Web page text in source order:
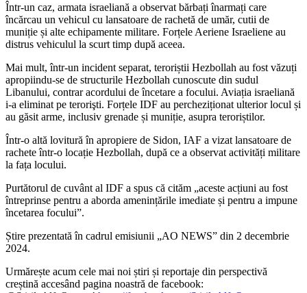
Într-un caz, armata israeliană a observat bărbați înarmați care
încărcau un vehicul cu lansatoare de rachetă de umăr, cutii de
muniție și alte echipamente militare. Forțele Aeriene Israeliene au
distrus vehiculul la scurt timp după aceea.
Mai mult, într-un incident separat, teroriștii Hezbollah au fost văzuți
apropiindu-se de structurile Hezbollah cunoscute din sudul
Libanului, contrar acordului de încetare a focului. Aviația israeliană
i-a eliminat pe terorişti. Forțele IDF au percheziționat ulterior locul și
au găsit arme, inclusiv grenade și muniție, asupra teroriștilor.
Într-o altă lovitură în apropiere de Sidon, IAF a vizat lansatoare de
rachete într-o locație Hezbollah, după ce a observat activități militare
la fața locului.
Purtătorul de cuvânt al IDF a spus că cităm „aceste acțiuni au fost
întreprinse pentru a aborda amenințările imediate și pentru a impune
încetarea focului”.
Știre prezentată în cadrul emisiunii „AO NEWS” din 2 decembrie
2024.
Urmărește acum cele mai noi știri și reportaje din perspectivă
creștină accesând pagina noastră de facebook: